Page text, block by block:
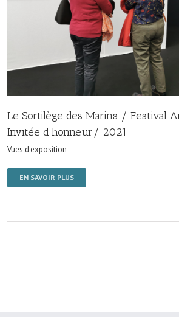
Le Sortilège des Marins / Festival
Invitée d’honneur/ 2021
Vues d'exposition
EN SAVOIR PLUS